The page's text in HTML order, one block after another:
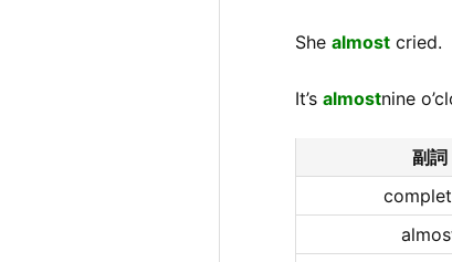
She almost cried.
It’s almostnine
副詞